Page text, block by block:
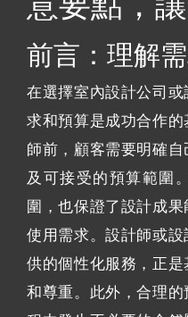
前言：理解
在選擇室內設計公司
求和預算是成功合作
師前，顧客需要明確
及可接受的預算範圍
圍，也保證了設計成
使用需求。設計師或
供的個性化服務，正
和尊重。此外，合理